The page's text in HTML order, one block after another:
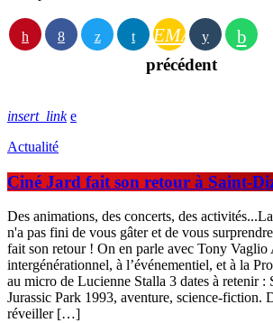
EMAIL
précédent
insert_link
Actualité
Ciné Jard fait son retour à Saint-
Des animations, des concerts, des
n'a pas fini de vous gâter et de vous
fait son retour ! On en parle avec Tony
intergénérationnel, à l’événementiel, et à la
au micro de Lucienne Stalla 3 dates à retenir :
Jurassic Park 1993, aventure, science-fiction.
réveiller […]